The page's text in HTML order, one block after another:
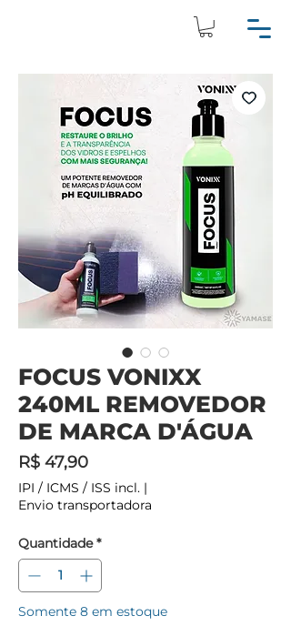
FOCUS VONIXX
240ML REMOVEDOR
DE MARCA D'ÁGUA
R$ 47,90Preço
IPI / ICMS / ISS incl. |
Envio transportadora
Quantidade *
Somente 8 em estoque